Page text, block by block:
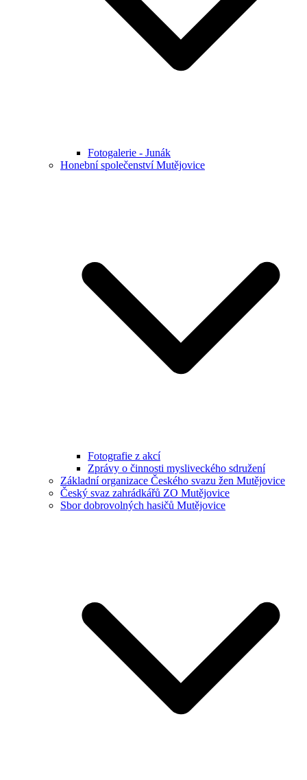
Fotogalerie - Junák
Honební společenství Mutějovice
Fotografie z akcí
Zprávy o činnosti mysliveckého sdružení
Základní organizace Českého svazu žen Mutějovice
Český svaz zahrádkářů ZO Mutějovice
Sbor dobrovolných hasičů Mutějovice